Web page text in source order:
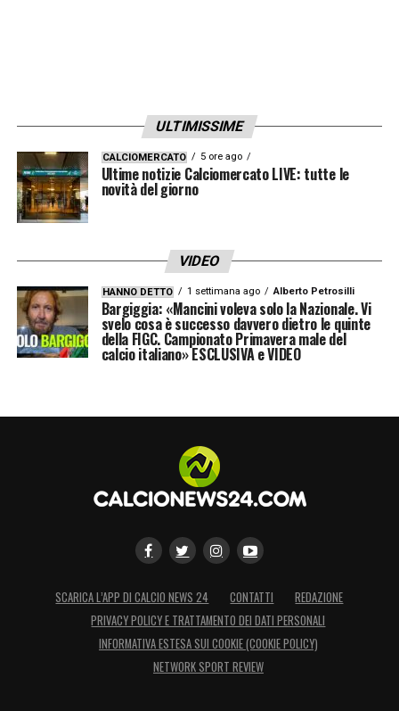
ULTIMISSIME
CALCIOMERCATO 5 ore ago
Ultime notizie Calciomercato LIVE: tutte le
novità del giorno
VIDEO
HANNO DETTO 1 settimana ago Alberto Petrosilli
Bargiggia: «Mancini voleva solo la Nazionale. Vi
svelo cosa è successo davvero dietro le quinte
della FIGC. Campionato Primavera male del
calcio italiano» ESCLUSIVA e VIDEO
SCARICA L’APP DI CALCIO NEWS 24 CONTATTI
REDAZIONE
PRIVACY POLICY E TRATTAMENTO DEI DATI PERSONALI
INFORMATIVA ESTESA SUI COOKIE (COOKIE POLICY)
NETWORK SPORT REVIEW